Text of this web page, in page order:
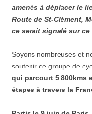
amenés à déplacer le
Route de St-Clément,
ce serait signalé sur ce
Soyons nombreuses et
soutenir ce groupe de
qui parcourt 5 800kms
étapes à travers la